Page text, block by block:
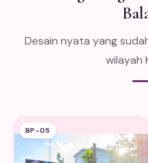
Desain nyata yang
wilayah
BP-05